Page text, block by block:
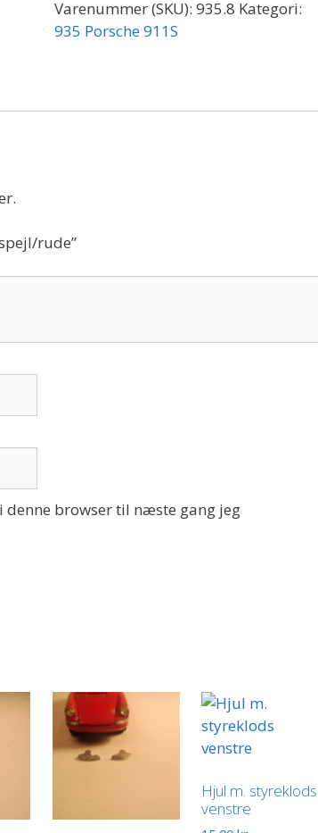
Varenummer (SKU): 935.8 Kategori:
935 Porsche 911S
rude”
denne browser til næste gang jeg
Hjul m. styreklods
venstre